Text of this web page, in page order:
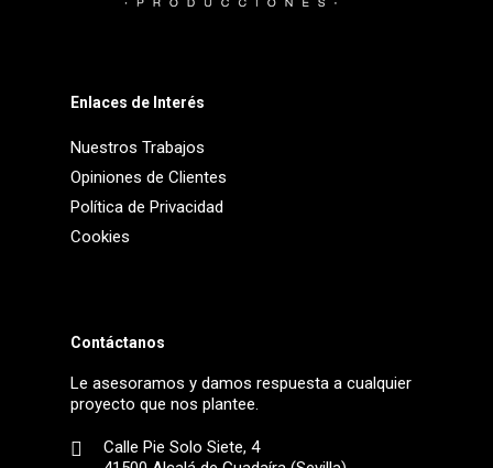
Enlaces de Interés
Nuestros Trabajos
Opiniones de Clientes
Política de Privacidad
Cookies
Contáctanos
Le asesoramos y damos respuesta a cualquier
proyecto que nos plantee.
Calle Pie Solo Siete, 4